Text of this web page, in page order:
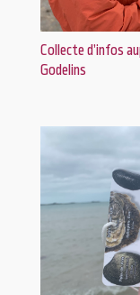
Collecte d’infos
Godelins